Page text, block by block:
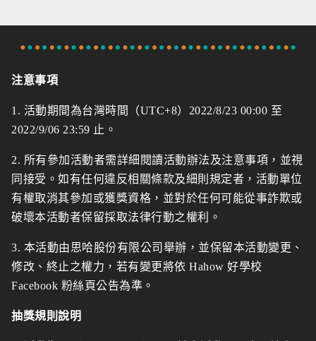
注意事項
1. 活動期間為台灣時間（UTC+8）2022/8/23 00:00 至
2022/9/06 23:59 止。
2. 所有參加活動者需詳細閱讀活動辦法及注意事項，並視
同接受。如有任何違反相關條款及細則規定者，活動單位
有權取消其參加或獲獎資格，並對於任何可能從事詐欺或
破壞本活動者保留採取法律行動之權利。
3. 本活動由思哈股份有限公司舉辦，並保留本活動變更、
修改、終止之權力，若有變更將依 Hahow 好學校
Facebook 粉絲頁公告為準。
抽獎規則說明